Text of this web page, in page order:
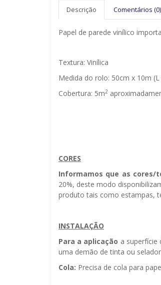
Descrição Comentários (0)
Papel de parede vinílico
Textura: Vinílica
Medida do rolo: 50cm x 10m (L
Cobertura: 5m2
CORES
Informamos que as cores/
20%, deste modo
produto tais como estampas,
INSTALAÇÃO
Para a aplicação a superfície
uma demão de tinta ou
Cola: Precisa de cola para